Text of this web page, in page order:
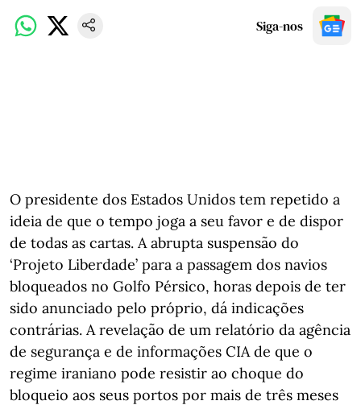
Siga-nos
O presidente dos Estados Unidos tem repetido a
ideia de que o tempo joga a seu favor e de dispor
de todas as cartas. A abrupta suspensão do
‘Projeto Liberdade’ para a passagem dos navios
bloqueados no Golfo Pérsico, horas depois de ter
sido anunciado pelo próprio, dá indicações
contrárias. A revelação de um relatório da agência
de segurança e de informações CIA de que o
regime iraniano pode resistir ao choque do
bloqueio aos seus portos por mais de três meses